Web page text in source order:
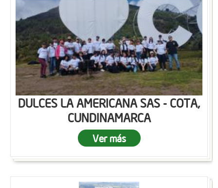
DULCES LA AMERICANA SAS - COTA,
CUNDINAMARCA
Ver más